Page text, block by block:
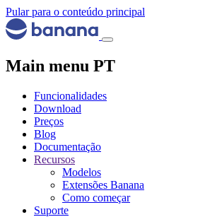
Pular para o conteúdo principal
Main menu PT
Funcionalidades
Download
Preços
Blog
Documentação
Recursos
Modelos
Extensões Banana
Como começar
Suporte